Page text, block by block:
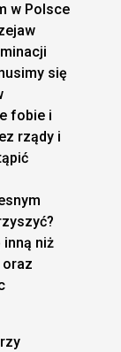
w Polsce
się
fobie i
rządy i
niż
oraz